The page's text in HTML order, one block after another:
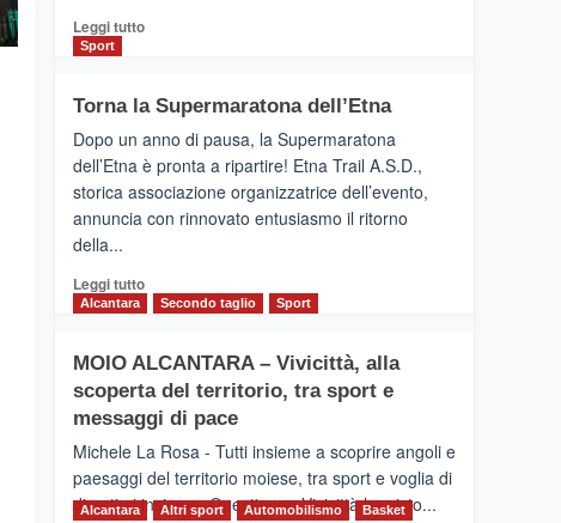
Leggi tuttoLeggi
BROOKS
SuperMaratona
dell’Etna,
presentata
l’edizione
2026
Sport
Torna la Supermaratona dell’Etna
Dopo un anno di pausa, la Supermaratona
dell’Etna è pronta a ripartire! Etna Trail A.S.D.,
storica associazione organizzatrice dell’evento,
annuncia con rinnovato entusiasmo il ritorno
della...
Leggi tuttoLeggi
Torna
la
Supermaratona
Alcantara Secondo taglio Sport
MOIO ALCANTARA – Vivicittà, alla
scoperta del territorio, tra sport e
messaggi di pace
Michele La Rosa - Tutti insieme a scoprire angoli e
paesaggi del territorio moiese, tra sport e voglia di
divertirsi insieme. Quest'anno Vivicittà ha visto...
Alcantara Altri sport Automobilismo Basket